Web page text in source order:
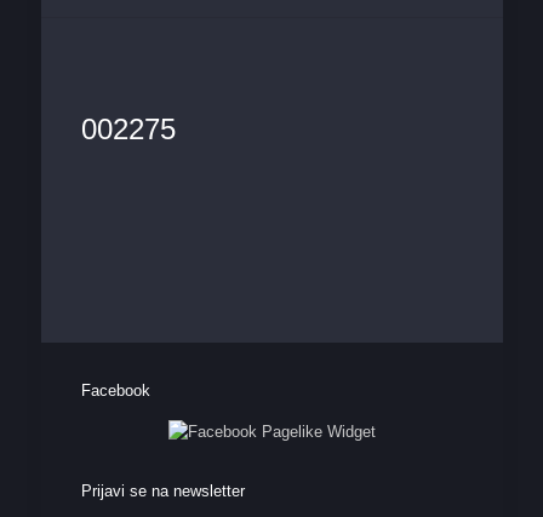
002275
Facebook
Prijavi se na newsletter